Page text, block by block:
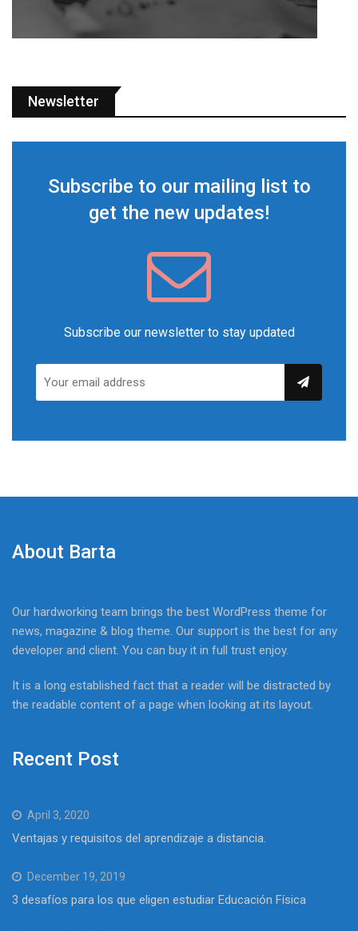
Newsletter
Subscribe to our mailing list to
get the new updates!
Subscribe our newsletter to stay updated
About Barta
Our hardworking team brings the best WordPress theme for
news, magazine & blog theme. Our support is the best for any
developer and client. You can buy it in full trust enjoy.
It is a long established fact that a reader will be distracted by
the readable content of a page when looking at its layout.
Recent Post
April 3, 2020
Ventajas y requisitos del aprendizaje a distancia.
December 19, 2019
3 desafíos para los que eligen estudiar Educación Física